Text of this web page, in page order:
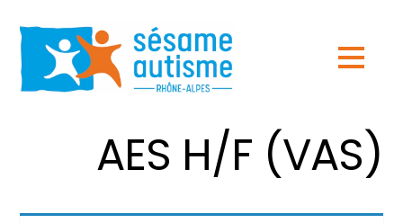
AES H/F (VAS)